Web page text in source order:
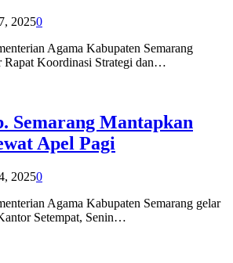
20250
Agama Kabupaten Semarang
Rapat Koordinasi Strategi dan…
Semarang Mantapkan
Apel Pagi
20250
Agama Kabupaten Semarang gelar
Setempat, Senin…